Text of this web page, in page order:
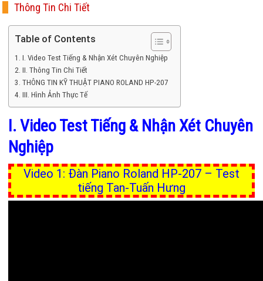
Thông Tin Chi Tiết
Table of Contents
I. Video Test Tiếng & Nhận Xét Chuyên Nghiệp
II. Thông Tin Chi Tiết
THÔNG TIN KỸ THUẬT PIANO ROLAND HP-207
III. Hình Ảnh Thực Tế
I. Video Test Tiếng & Nhận Xét Chuyên
Nghiệp
Video 1: Đàn Piano Roland HP-207 – Test
tiếng Tan-Tuấn Hưng